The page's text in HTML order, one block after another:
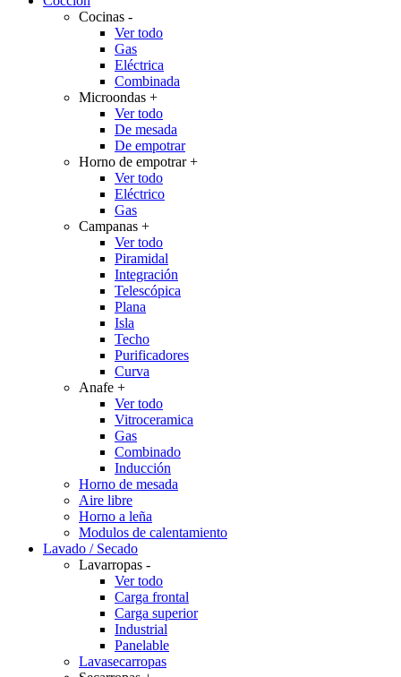
Cocinas -
Ver todo
Gas
Eléctrica
Combinada
Microondas +
Ver todo
De mesada
De empotrar
Horno de empotrar+
Ver todo
Eléctrico
Gas
Campanas +
Ver todo
Piramidal
Integración
Telescópica
Plana
Isla
Techo
Purificadores
Curva
Anafe +
Ver todo
Vitroceramica
Gas
Combinado
Inducción
Horno de mesada
Aire libre
Horno a leña
Modulos de calentamiento
Lavado / Secado
Lavarropas -
Ver todo
Carga frontal
Carga superior
Industrial
Panelable
Lavasecarropas